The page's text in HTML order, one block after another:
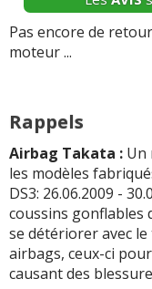
changé totalement
-30000km changé
suite >>
-Suite à une
assurance, j'ai
assureur. Ce
suite >>
-Dernier en
véhicule de 4 ans,
-Un seul défaut sur
que la température
+ d'INFOSsur
Pas encore de
moteur ...
Rappels
Airbag Takata : Un
les modèles
DS3: 26.06.2009 -
coussins gonflables
se détériorer avec le
airbags, ceux-ci
causant des